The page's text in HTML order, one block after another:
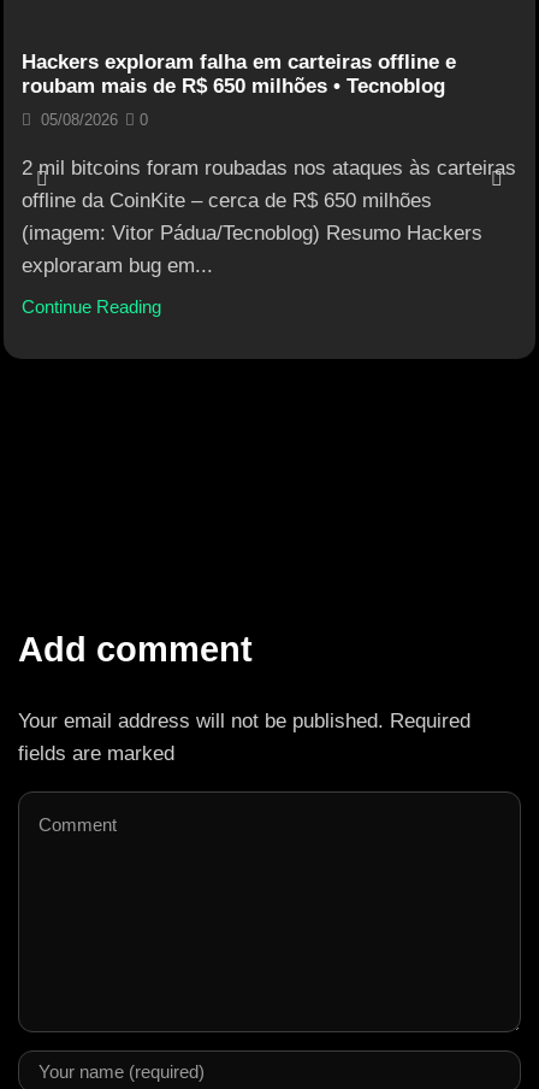
Hackers exploram falha em carteiras offline e
roubam mais de R$ 650 milhões • Tecnoblog
05/08/2026 0
2 mil bitcoins foram roubadas nos ataques às carteiras
offline da CoinKite – cerca de R$ 650 milhões
(imagem: Vitor Pádua/Tecnoblog) Resumo Hackers
exploraram bug em...
Continue Reading
Add comment
Your email address will not be published. Required
fields are marked